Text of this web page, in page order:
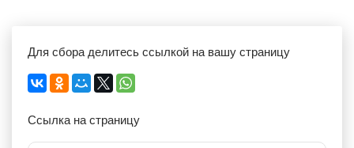
Для сбора делитесь ссылкой на вашу страницу
Ссылка на страницу